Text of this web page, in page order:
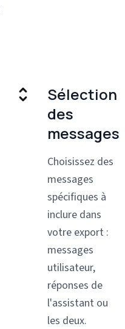
Sélection
des
messages
Choisissez des
messages
spécifiques à
inclure dans
votre export :
messages
utilisateur,
réponses de
l'assistant ou
les deux.